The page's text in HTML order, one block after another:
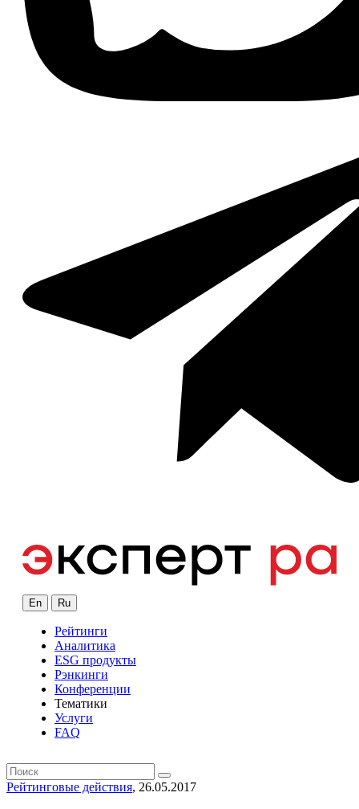
En Ru
Рейтинги
Аналитика
ESG продукты
Рэнкинги
Конференции
Тематики
Услуги
FAQ
Рейтинговые действия, 26.05.2017